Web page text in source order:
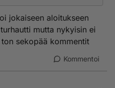
tuloksia jotka
ja tuhoaa
normaaliin
juominen tavoitteena
olevansa Matilainen ja
" hoitoa", paitsi että
jokaiseen aloitukseen
mutta nykyisin ei
sekopää kommentit
Kommentoi